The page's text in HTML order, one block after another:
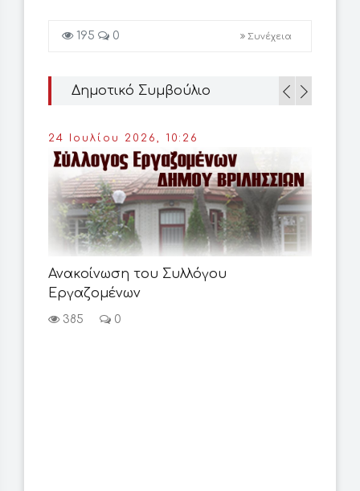
195 0 Συνέχεια
Δημοτικό Συμβούλιο
24 Ιουλίου 2026, 10:26
Ανακοίνωση του Συλλόγου
Εργαζομένων
385 0